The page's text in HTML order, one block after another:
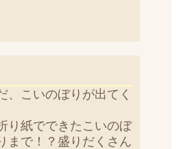
、こいのぼりが出てく
り紙でできたこいのぼ
まで！？盛りだくさん